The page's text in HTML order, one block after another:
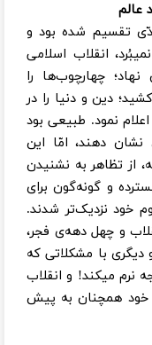
عالم
تقسیم شده بود و
انقلاب اسلامی
چهارچوب‌ها را
دین و دنیا را در
نمود. طبیعی بود
دهند، امّا این
از تظاهر به نشنیدن
و گونه‌گون برای
خود نزدیک‌تر شدند.
و چهل دهه‌ی فجر،
با مشکلاتی که
نرم میکند! و انقلاب
خود همچنان به پیش